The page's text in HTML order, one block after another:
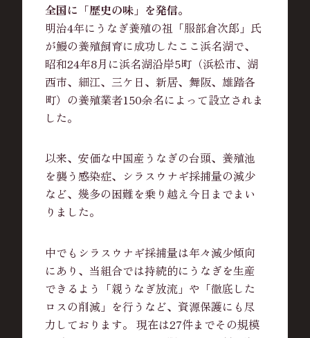
全国に「歴史の味」を発信。
明治4年にうなぎ養殖の祖「服部倉次郎」氏
が鰻の養殖飼育に成功したここ浜名湖で、
昭和24年8月に浜名湖沿岸5町（浜松市、湖
西市、細江、三ケ日、新居、舞阪、雄踏各
町）の養殖業者150余名によって設立されま
した。
以来、安価な中国産うなぎの台頭、養殖池
を襲う感染症、シラスウナギ採捕量の減少
など、幾多の困難を乗り越え今日までまい
りました。
中でもシラスウナギ採捕量は年々減少傾向
にあり、当組合では持続的にうなぎを生産
できるよう「親うなぎ放流」や「徹底した
ロスの削減」を行うなど、資源保護にも尽
力しております。 現在は27件までその規模